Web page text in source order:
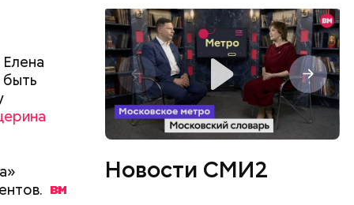
Новости СМИ2